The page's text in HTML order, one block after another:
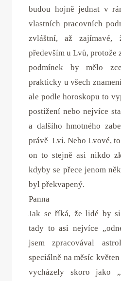
budou hojně jednat v
vlastních pracovních
zvláštní, až zajímavé,
především u Lvů, protože
podmínek by mělo
prakticky u všech
ale podle horoskopu to
postižení nebo nejvíce
a dalšího hmotného
právě Lvi. Nebo Lvové,
on to stejně asi nikdo
kdyby se přece jenom
byl překvapený.
Panna
Jak se říká, že lidé by
tady to asi nejvíce
jsem zpracovával
speciálně na měsíc
vycházely skoro jako